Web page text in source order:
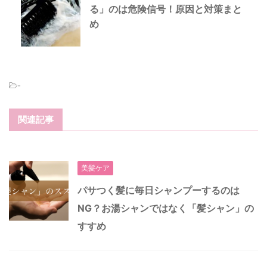
る」のは危険信号！原因と対策まと
め
-
関連記事
美髪ケア
パサつく髪に毎日シャンプーするのは
NG？お湯シャンではなく「髪シャン」の
すすめ